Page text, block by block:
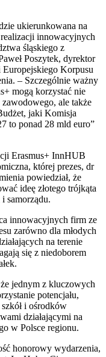
ukierunkowana na
innowacyjnych
śląskiego z
Poszytek, dyrektor
Korpusu
– Szczególnie ważny
mogą korzystać nie
zawodowego, ale także
jaki Komisja
to ponad 28 mld euro”
Erasmus+ InnHUB
której prezes, dr
powiedział, że
ideę złotego trójkąta
samorządu.
innowacyjnych firm ze
zarówno dla młodych
na terenie
się z niedoborem
jednym z kluczowych
potencjału,
i ośrodków
działającymi na
w Polsce regionu.
honorowy wydarzenia,